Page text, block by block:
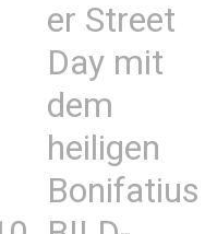
er Street
Day mit
dem
heiligen
Bonifatius